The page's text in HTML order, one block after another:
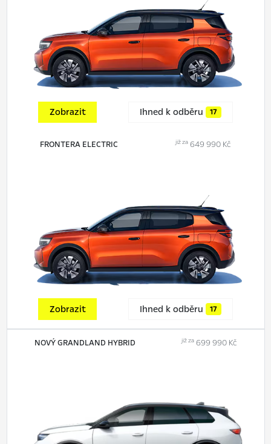
Zobrazit Ihned k odběru 17
FRONTERA ELECTRIC již za 649 990 Kč
Zobrazit Ihned k odběru 17
NOVÝ GRANDLAND HYBRID již za699 990 Kč